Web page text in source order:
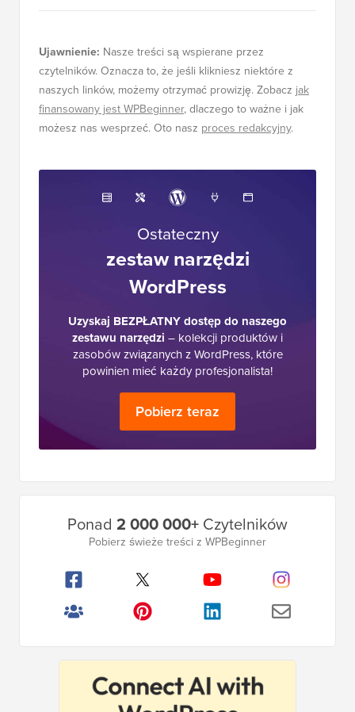
Ujawnienie: Nasze treści są wspierane przez
czytelników. Oznacza to, że jeśli klikniesz niektóre z
naszych linków, możemy otrzymać prowizję. Zobacz jak
finansowany jest WPBeginner, dlaczego to ważne i jak
możesz nas wesprzeć. Oto nasz proces redakcyjny.
Ostateczny
zestaw narzędzi
WordPress
Uzyskaj BEZPŁATNY dostęp do naszego
zestawu narzędzi – kolekcji produktów i
zasobów związanych z WordPress, które
powinien mieć każdy profesjonalista!
Pobierz teraz
Ponad 2 000 000+ Czytelników
Pobierz świeże treści z WPBeginner